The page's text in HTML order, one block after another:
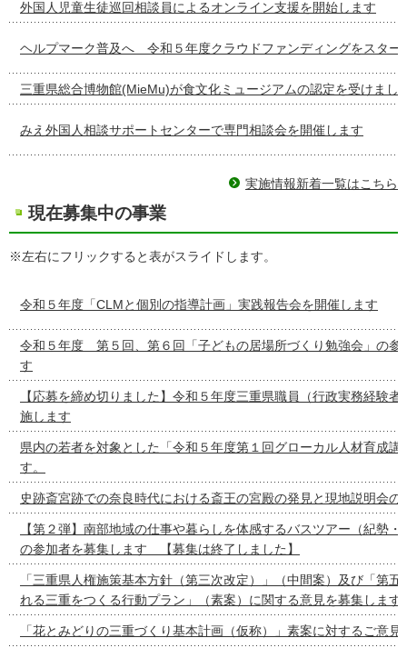
外国人児童生徒巡回相談員によるオンライン支援を開始します
ヘルプマーク普及へ 令和５年度クラウドファンディングをスター
三重県総合博物館(MieMu)が食文化ミュージアムの認定を受けまし
みえ外国人相談サポートセンターで専門相談会を開催します
実施情報新着一覧はこちら
現在募集中の事業
※左右にフリックすると表がスライドします。
令和５年度「CLMと個別の指導計画」実践報告会を開催します
令和５年度 第５回、第６回「子どもの居場所づくり勉強会」の参
す
【応募を締め切りました】令和５年度三重県職員（行政実務経験
施します
県内の若者を対象とした「令和５年度第１回グローカル人材育成講
す。
史跡斎宮跡での奈良時代における斎王の宮殿の発見と現地説明会の
【第２弾】南部地域の仕事や暮らしを体感するバスツアー（紀勢
の参加者を募集します 【募集は終了しました】
「三重県人権施策基本方針（第三次改定）」（中間案）及び「第
れる三重をつくる行動プラン」（素案）に関する意見を募集します
「花とみどりの三重づくり基本計画（仮称）」素案に対するご意見